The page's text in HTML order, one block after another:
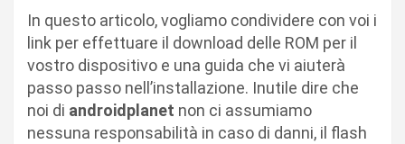
In questo articolo, vogliamo condividere con voi i
link per effettuare il download delle ROM per il
vostro dispositivo e una guida che vi aiuterà
passo passo nell’installazione. Inutile dire che
noi di androidplanet non ci assumiamo
nessuna responsabilità in caso di danni, il flash